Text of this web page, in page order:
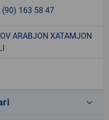
(90) 163 58 47
ARABJON XATAMJON
keyboard_arrow_down